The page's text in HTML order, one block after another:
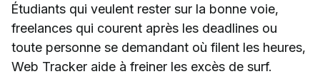
Étudiants qui veulent rester sur la bonne voie,
freelances qui courent après les deadlines ou
toute personne se demandant où filent les heures,
Web Tracker aide à freiner les excès de surf.